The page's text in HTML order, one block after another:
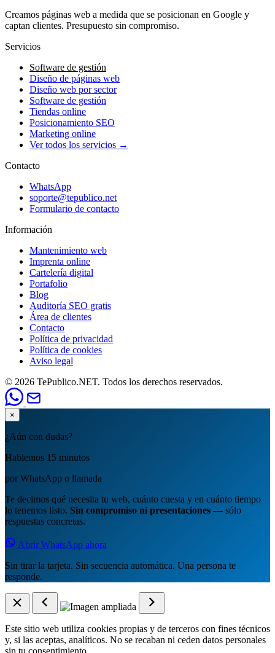
Creamos páginas web a medida que se posicionan en Google y
captan clientes. Presupuesto sin compromiso.
Servicios
Software de gestión
Diseño de páginas web
Diseño web por sector
Software de gestión
Tiendas online
Posicionamiento SEO
Marketing online
Ver todos los servicios →
Contacto
WhatsApp
soporte@tepublico.net
Formulario de contacto
Información
Mantenimiento web
Imprenta online
Cartelería digital
Portafolio
Blog
Auditoría SEO gratis
Área de clientes
Contacto
Política de privacidad
Política de cookies
Aviso legal
© 2026 TePublico.NET. Todos los derechos reservados.
×
¿Aún con dudas?
Hablemos 15 minutos
por WhatsApp o llamada
Te decimos qué necesita tu web, cuánto cuesta y en cuánto tiempo
lo tenemos listo. Sin compromiso ni presentaciones — sólo
respuestas concretas.
Abrir WhatsApp ahora
Sin tirar la tarjeta. Sin secuencia automática. Una persona te
responde.
Este sitio web utiliza cookies propias y de terceros con fines técnicos
y, si las aceptas, analíticos. No se recaban ni ceden datos personales